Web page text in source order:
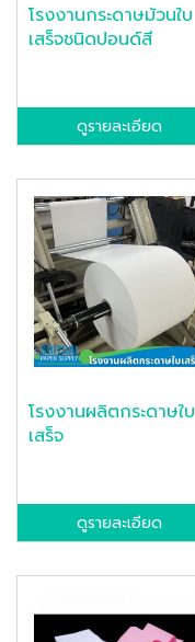
โรงงานกระดาษม้วนใบ
เสร็จชนิดปอนด์สี
ดูรายละเอียด
โรงงานผลิตกระดาษใบ
เสร็จ
ดูรายละเอียด